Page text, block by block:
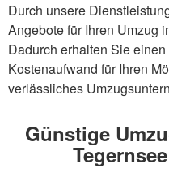
Durch unsere
Angebote für Ihren Umzug
Dadurch erhalten Sie
Kostenaufwand für Ihren
verlässliches
Günstige